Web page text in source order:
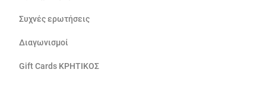
Συχνές ερωτήσεις
Διαγωνισμοί
Gift Cards ΚΡΗΤΙΚΟΣ